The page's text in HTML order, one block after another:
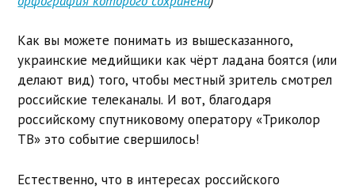
Как вы можете понимать из вышесказанного,
украинские медийщики как чёрт ладана боятся (или
делают вид) того, чтобы местный зритель смотрел
российские телеканалы. И вот, благодаря
российскому спутниковому оператору «Триколор
ТВ» это событие свершилось!
Естественно, что в интересах российского